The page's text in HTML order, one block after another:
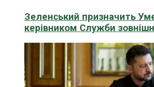
Зеленський призначить
керівником Служби